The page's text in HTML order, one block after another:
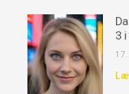
3